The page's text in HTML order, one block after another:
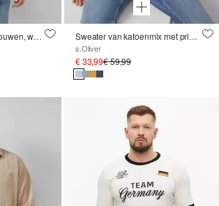
Poloshirt met lange mouwen, wafelstructuur en logopatch Sweater van katoenmix met print op de voorkant
s.Oliver
€ 33,99€ 59,99